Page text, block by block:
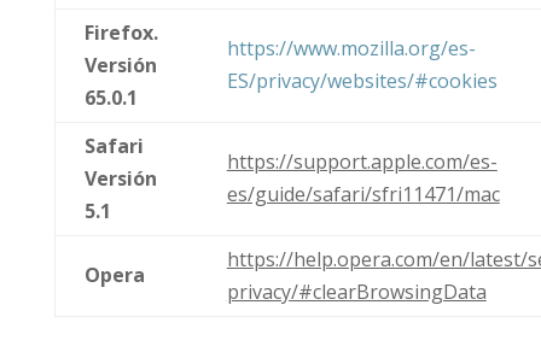
Firefox.
Versión
65.0.1
https://www.mozilla.org/es-
ES/privacy/websites/#cookies
Safari
Versión
5.1
https://support.apple.com/es-
es/guide/safari/sfri11471/mac
Opera
https://help.opera.com/en/latest/
privacy/#clearBrowsingData